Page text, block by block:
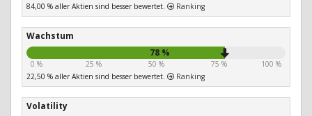
84,00 % aller Aktien sind besser bewertet.
Ranking
Wachstum
78 %
0 % 25 % 50 % 75 %
100 %
22,50 % aller Aktien sind besser bewertet.
Ranking
Volatility